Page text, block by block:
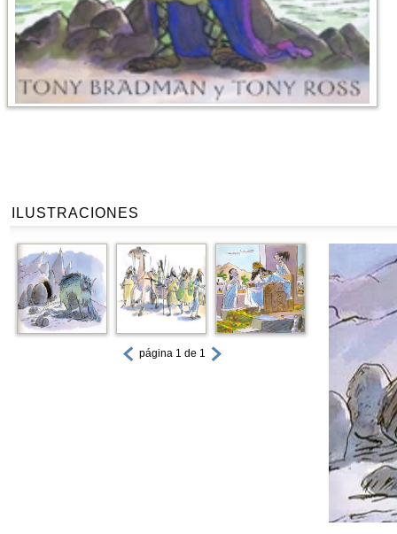
ILUSTRACIONES
página 1 de 1